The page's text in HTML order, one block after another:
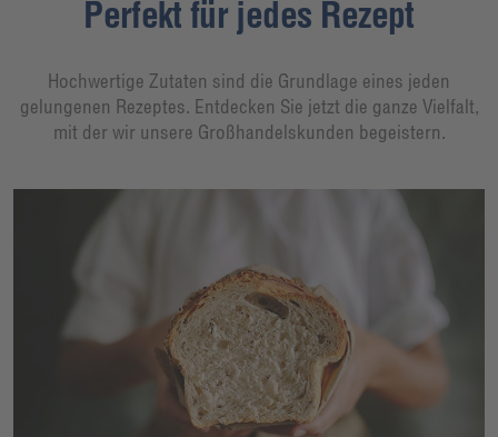
Perfekt für jedes Rezept
Hochwertige Zutaten sind die Grundlage eines jeden
gelungenen Rezeptes. Entdecken Sie jetzt die ganze Vielfalt,
mit der wir unsere Großhandelskunden begeistern.